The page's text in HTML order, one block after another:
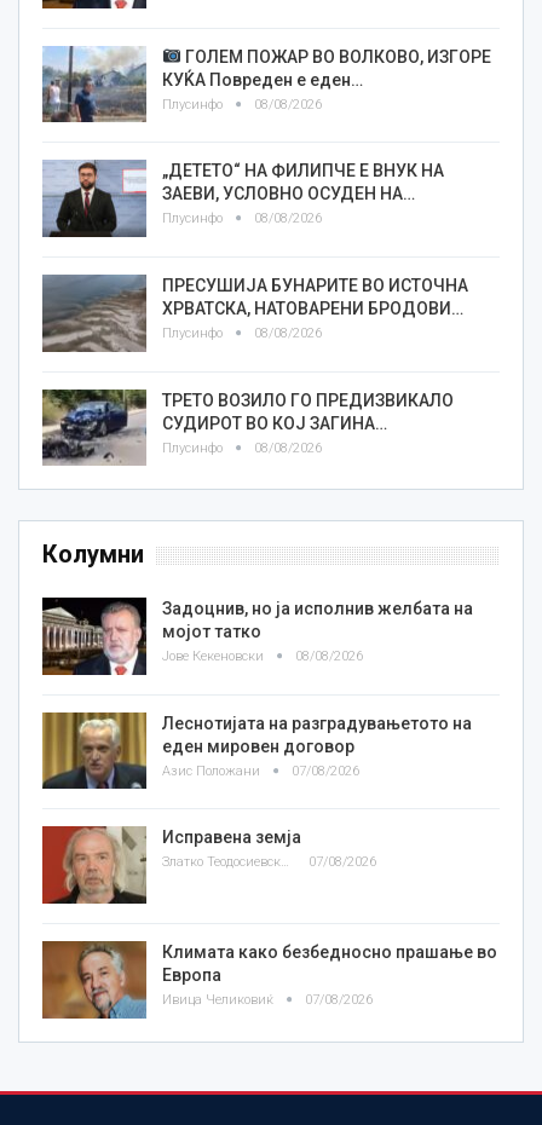
ГОЛЕМ ПОЖАР ВО ВОЛКОВО, ИЗГОРЕ
КУЌА Повреден е еден…
Плусинфо 08/08/2026
„ДЕТЕТО“ НА ФИЛИПЧЕ Е ВНУК НА
ЗАЕВИ, УСЛОВНО ОСУДЕН НА…
Плусинфо 08/08/2026
ПРЕСУШИЈА БУНАРИТЕ ВО ИСТОЧНА
ХРВАТСКА, НАТОВАРЕНИ БРОДОВИ…
Плусинфо 08/08/2026
ТРЕТО ВОЗИЛО ГО ПРЕДИЗВИКАЛО
СУДИРОТ ВО КОЈ ЗАГИНА…
Плусинфо 08/08/2026
Колумни
Задоцнив, но ја исполнив желбата на
мојот татко
Јове Кекеновски 08/08/2026
Леснотијата на разградувањетото на
еден мировен договор
Азис Положани 07/08/2026
Исправена земја
Златко Теодосиевски 07/08/2026
Климата како безбедносно прашање во
Европа
Ивица Челиковиќ 07/08/2026